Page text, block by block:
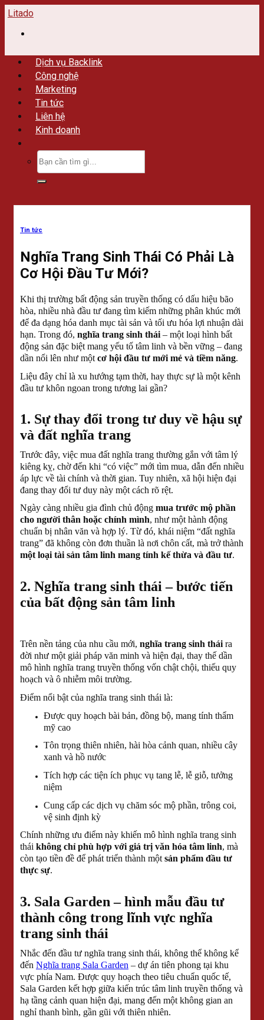
Skip
to
content
Litado
Dịch vụ Backlink
Công nghệ
Marketing
Tin tức
Liên hệ
Kinh doanh
Tin tức
Nghĩa Trang Sinh Thái Có Phải Là
Cơ Hội Đầu Tư Mới?
Khi thị trường bất động sản truyền thống có dấu hiệu bão
hòa, nhiều nhà đầu tư đang tìm kiếm những phân khúc mới
để đa dạng hóa danh mục tài sản và tối ưu hóa lợi nhuận dài
hạn. Trong đó, nghĩa trang sinh thái – một loại hình bất
động sản đặc biệt mang yếu tố tâm linh và bền vững – đang
dần nổi lên như một cơ hội đầu tư mới mẻ và tiềm năng.
Liệu đây chỉ là xu hướng tạm thời, hay thực sự là một kênh
đầu tư khôn ngoan trong tương lai gần?
1. Sự thay đổi trong tư duy về hậu sự
và đất nghĩa trang
Trước đây, việc mua đất nghĩa trang thường gắn với tâm lý
kiêng kỵ, chờ đến khi “có việc” mới tìm mua, dẫn đến nhiều
áp lực về tài chính và thời gian. Tuy nhiên, xã hội hiện đại
đang thay đổi tư duy này một cách rõ rệt.
Ngày càng nhiều gia đình chủ động mua trước mộ phần
cho người thân hoặc chính mình, như một hành động
chuẩn bị nhân văn và hợp lý. Từ đó, khái niệm “đất nghĩa
trang” đã không còn đơn thuần là nơi chôn cất, mà trở thành
một loại tài sản tâm linh mang tính kế thừa và đầu tư.
2. Nghĩa trang sinh thái – bước tiến
của bất động sản tâm linh
Trên nền tảng của nhu cầu mới, nghĩa trang sinh tháira
đời như một giải pháp văn minh và hiện đại, thay thế dần
mô hình nghĩa trang truyền thống vốn chật chội, thiếu quy
hoạch và ô nhiễm môi trường.
Điểm nổi bật của nghĩa trang sinh thái là:
Được quy hoạch bài bản, đồng bộ, mang tính thẩm
mỹ cao
Tôn trọng thiên nhiên, hài hòa cảnh quan, nhiều cây
xanh và hồ nước
Tích hợp các tiện ích phục vụ tang lễ, lễ giỗ, tưởng
niệm
Cung cấp các dịch vụ chăm sóc mộ phần, trông coi,
vệ sinh định kỳ
Chính những ưu điểm này khiến mô hình nghĩa trang sinh
thái không chỉ phù hợp với giá trị văn hóa tâm linh, mà
còn tạo tiền đề để phát triển thành một sản phẩm đầu tư
thực sự.
3. Sala Garden – hình mẫu đầu tư
thành công trong lĩnh vực nghĩa
trang sinh thái
Nhắc đến đầu tư nghĩa trang sinh thái, không thể không kể
đến Nghĩa trang Sala Garden – dự án tiên phong tại khu
vực phía Nam. Được quy hoạch theo tiêu chuẩn quốc tế,
Sala Garden kết hợp giữa kiến trúc tâm linh truyền thống và
hạ tầng cảnh quan hiện đại, mang đến một không gian an
nghỉ thanh bình, gần gũi với thiên nhiên.